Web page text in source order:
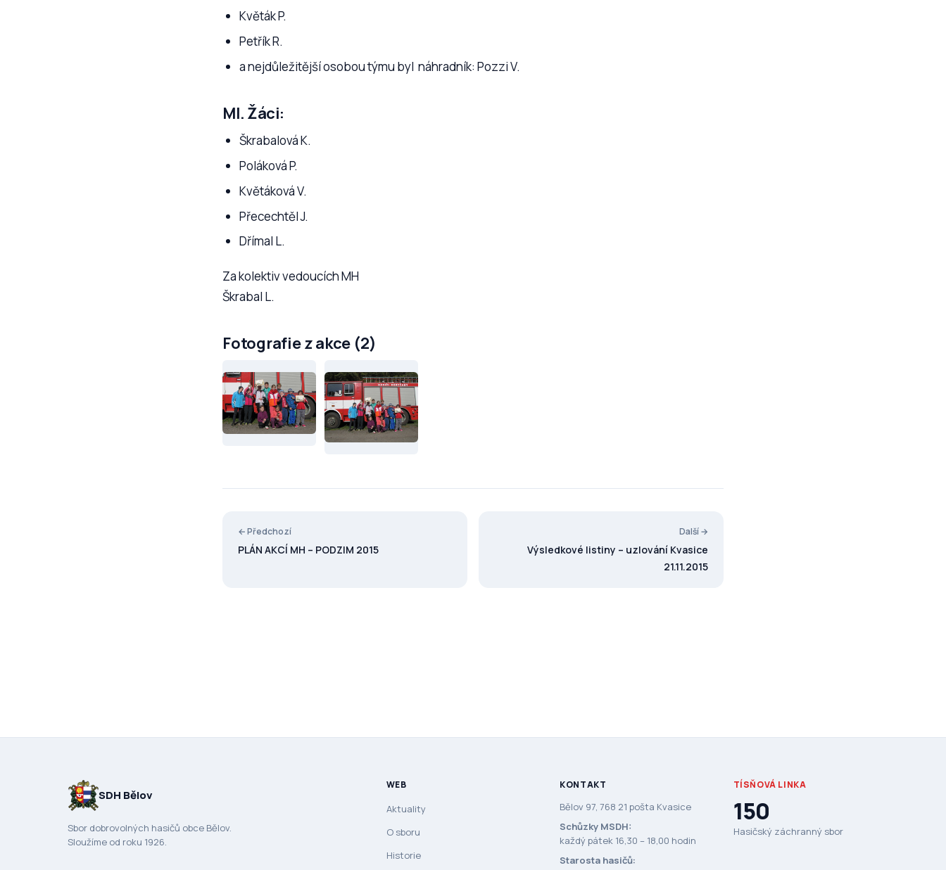
Květák P.
Petřík R.
a nejdůležitější osobou týmu byl náhradník: Pozzi V.
Ml. Žáci:
Škrabalová K.
Poláková P.
Květáková V.
Přecechtěl J.
Dřímal L.
Za kolektiv vedoucích MH
Škrabal L.
Fotografie z akce (2)
← Předchozí
PLÁN AKCÍ MH – PODZIM 2015
Další →
Výsledkové listiny – uzlování Kvasice
21.11.2015
SDH Bělov
Sbor dobrovolných hasičů obce Bělov.
Sloužíme od roku 1926.
WEB
Aktuality
O sboru
Historie
KONTAKT
Bělov 97, 768 21 pošta Kvasice
Schůzky MSDH:
každý pátek 16,30 – 18,00 hodin
Starosta hasičů:
TÍSŇOVÁ LINKA
150
Hasičský záchranný sbor